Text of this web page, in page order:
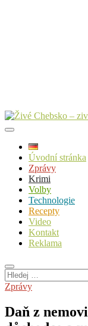
Úvodní stránka
Zprávy
Krimi
Volby
Technologie
Recepty
Video
Kontakt
Reklama
Hledej
…
Zprávy
Daň z